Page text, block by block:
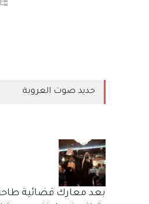
جديد صوت العروبة
بعد معارك قضائية